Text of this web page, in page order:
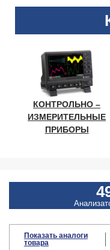
КОНТРОЛЬНО –
ИЗМЕРИТЕЛЬНЫЕ
ПРИБОРЫ
Показать аналоги
товара